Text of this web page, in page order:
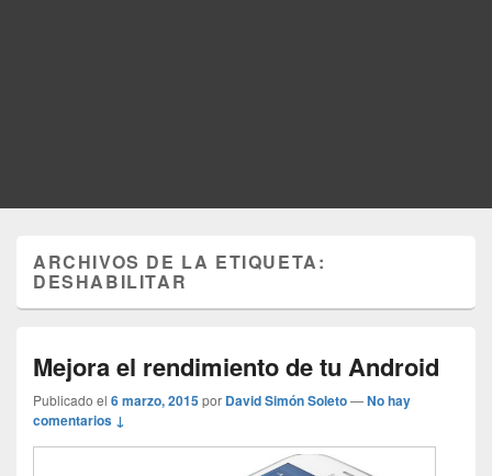
ARCHIVOS DE LA ETIQUETA:
DESHABILITAR
Mejora el rendimiento de tu Android
Publicado el 6 marzo, 2015por David Simón Soleto—No hay
comentarios ↓